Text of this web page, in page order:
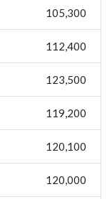
105,300
112,400
123,500
119,200
120,100
120,000